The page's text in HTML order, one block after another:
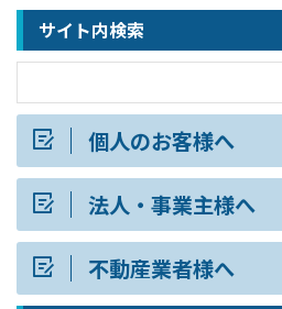
サイト内検索
個人のお客様へ
法人・事業主様へ
不動産業者様へ